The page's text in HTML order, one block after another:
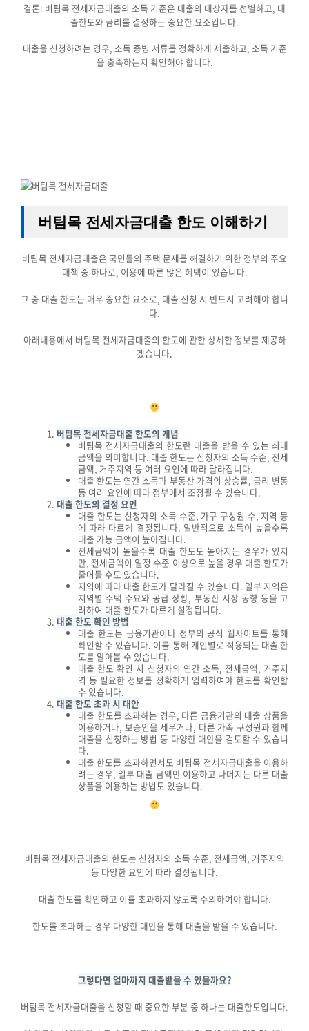
결론: 버팀목 전세자금대출의 소득 기준은 대출의 대상자를 선별하고, 대
출한도와 금리를 결정하는 중요한 요소입니다.
대출을 신청하려는 경우, 소득 증빙 서류를 정확하게 제출하고, 소득 기준
을 충족하는지 확인해야 합니다.
버팀목 전세자금대출 한도 이해하기
버팀목 전세자금대출은 국민들의 주택 문제를 해결하기 위한 정부의 주요
대책 중 하나로, 이용에 따른 많은 혜택이 있습니다.
그 중 대출 한도는 매우 중요한 요소로, 대출 신청 시 반드시 고려해야 합니
다.
아래내용에서 버팀목 전세자금대출의 한도에 관한 상세한 정보를 제공하
겠습니다.
버팀목 전세자금대출 한도의 개념
버팀목 전세자금대출의 한도란 대출을 받을 수 있는 최대
금액을 의미합니다. 대출 한도는 신청자의 소득 수준, 전세
금액, 거주지역 등 여러 요인에 따라 달라집니다.
대출 한도는 연간 소득과 부동산 가격의 상승률, 금리 변동
등 여러 요인에 따라 정부에서 조정될 수 있습니다.
대출 한도의 결정 요인
대출 한도는 신청자의 소득 수준, 가구 구성원 수, 지역 등
에 따라 다르게 결정됩니다. 일반적으로 소득이 높을수록
대출 가능 금액이 높아집니다.
전세금액이 높을수록 대출 한도도 높아지는 경우가 있지
만, 전세금액이 일정 수준 이상으로 높을 경우 대출 한도가
줄어들 수도 있습니다.
지역에 따라 대출 한도가 달라질 수 있습니다. 일부 지역은
지역별 주택 수요와 공급 상황, 부동산 시장 동향 등을 고
려하여 대출 한도가 다르게 설정됩니다.
대출 한도 확인 방법
대출 한도는 금융기관이나 정부의 공식 웹사이트를 통해
확인할 수 있습니다. 이를 통해 개인별로 적용되는 대출 한
도를 알아볼 수 있습니다.
대출 한도 확인 시 신청자의 연간 소득, 전세금액, 거주지
역 등 필요한 정보를 정확하게 입력하여야 한도를 확인할
수 있습니다.
대출 한도 초과 시 대안
대출 한도를 초과하는 경우, 다른 금융기관의 대출 상품을
이용하거나, 보증인을 세우거나, 다른 가족 구성원과 함께
대출을 신청하는 방법 등 다양한 대안을 검토할 수 있습니
다.
대출 한도를 초과하면서도 버팀목 전세자금대출을 이용하
려는 경우, 일부 대출 금액만 이용하고 나머지는 다른 대출
상품을 이용하는 방법도 있습니다.
버팀목 전세자금대출의 한도는 신청자의 소득 수준, 전세금액, 거주지역
등 다양한 요인에 따라 결정됩니다.
대출 한도를 확인하고 이를 초과하지 않도록 주의하여야 합니다.
한도를 초과하는 경우 다양한 대안을 통해 대출을 받을 수 있습니다.
그렇다면 얼마까지 대출받을 수 있을까요?
버팀목 전세자금대출을 신청할 때 중요한 부분 중 하나는 대출한도입니다.